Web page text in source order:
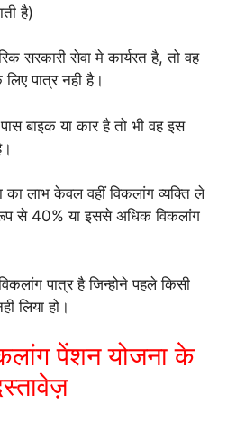
है)
सरकारी सेवा मे कार्यरत है, तो वह
पात्र नही है।
बाइक या कार है तो भी वह इस
का लाभ केवल वहीं विकलांग व्यक्ति ले
से 40% या इससे अधिक विकलांग
पात्र है जिन्होने पहले किसी
लिया हो।
पेंशन योजना के